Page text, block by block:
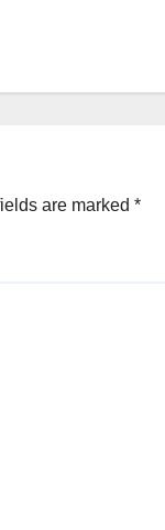
are marked *